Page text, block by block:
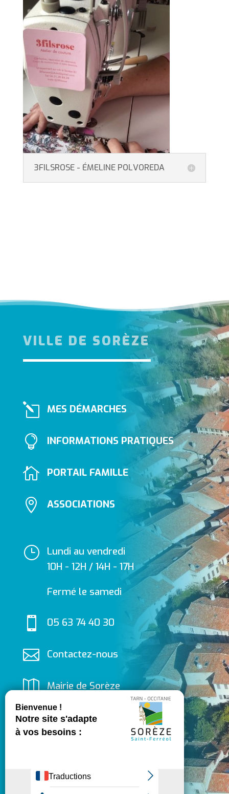
3FILSROSE - ÉMELINE POLVOREDA
VILLE DE SORÈZE
l MES DÉMARCHES
 INFORMATIONS PRATIQUES
 PORTAIL FAMILLE
 ASSOCIATIONS
}
Lundi au vendredi
10H - 12H / 14H - 17H
Fermé le samedi
 05 63 74 40 30
 Contactez-nous
 Mairie de Sorèze
Allées du Ravelin
81540 SORÈZE
Contactez-nous
Inscrivez-vous à la newsletter de Sorèze